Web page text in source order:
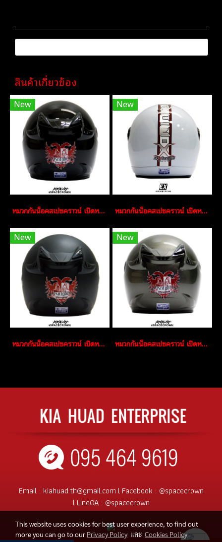
สินค้าเกี่ยวข้อง
New
หมวกกันน็อคสเปซคราวน์ เปิดหน้า Knight สีดำ
New
หมวกกันน็อคสเปซคราวน์ เปิดหน้า EX สีขาว
New
หมวกกันน็อคสเปซคราวน์ เปิดหน้า Knight สีดำด้าน
New
หมวกกันน็อคสเปซคราวน์ เปิดหน้า Knight สีเทา
Email : kiahuad.th@gmail.com l Facebook : @spacecrown
l LineOA : @spacecrown
This website uses cookies for best user experience, to find out
more you can go to our Privacy Policyและ Cookies Policy